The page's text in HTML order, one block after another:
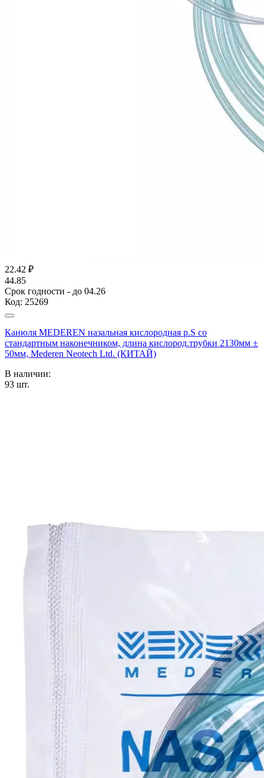
22.42 ₽
44.85
Срок годности - до 04.26
Код: 25269
Канюля MEDEREN назальная кислородная р.S со
стандартным наконечником, длина кислород.трубки 2130мм ±
50мм, Mederen Neotech Ltd. (КИТАЙ)
В наличии:
93 шт.